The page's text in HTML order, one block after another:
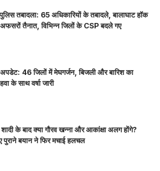
तबादला: 65 अधिकारियों के तबादले, बालाघाट हॉक
तैनात, विभिन्न जिलों के CSP बदले गए
अपडेट: 46 जिलों में मेघगर्जन, बिजली और बारिश का
के साथ वर्षा जारी
शादी के बाद क्या गौरव खन्ना और आकांक्षा अलग होंगे?
पुराने बयान ने फिर मचाई हलचल